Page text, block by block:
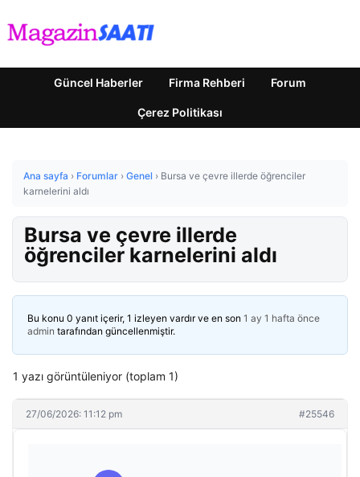
Güncel Haberler Firma Rehberi Forum
Çerez Politikası
Ana sayfa › Forumlar › Genel › Bursa ve çevre illerde öğrenciler
karnelerini aldı
Bursa ve çevre illerde
öğrenciler karnelerini aldı
Bu konu 0 yanıt içerir, 1 izleyen vardır ve en son 1 ay 1 hafta önce
admin tarafından güncellenmiştir.
1 yazı görüntüleniyor (toplam 1)
27/06/2026: 11:12 pm #25546